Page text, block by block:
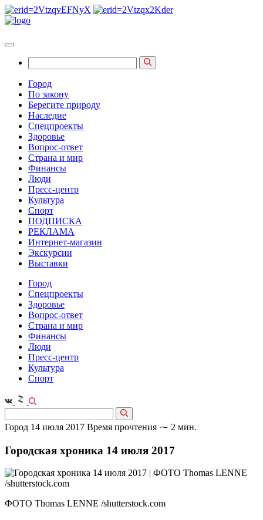
Город
По закону
Берегите природу
Наследие
Спецпроекты
Здоровье
Вопрос-ответ
Страна и мир
Финансы
Люди
Пресс-центр
Культура
Спорт
ПОДПИСКА
РЕКЛАМА
Интернет-магазин
Экскурсии
Выставки
Город
Спецпроекты
Здоровье
Вопрос-ответ
Страна и мир
Финансы
Люди
Пресс-центр
Культура
Спорт
Город 14 июля 2017 Время прочтения ⁓ 2 мин.
Городская хроника 14 июля 2017
ФОТО Thomas LENNE /shutterstock.com